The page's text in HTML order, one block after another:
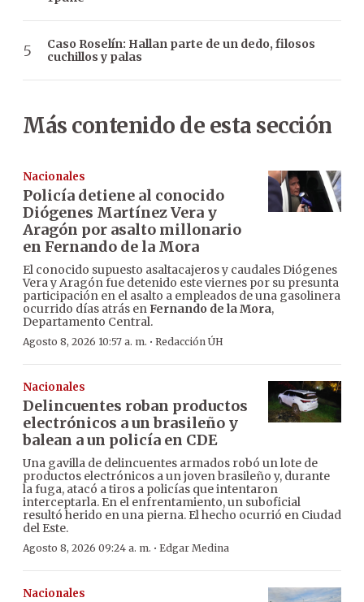
Caso Roselín: Hallan parte de un dedo, filosos
cuchillos y palas
Más contenido de esta sección
Nacionales
Policía detiene al conocido
Diógenes Martínez Vera y
Aragón por asalto millonario
en Fernando de la Mora
El conocido supuesto asaltacajeros y caudales Diógenes
Vera y Aragón fue detenido este viernes por su presunta
participación en el asalto a empleados de una gasolinera
ocurrido días atrás enFernando de la Mora,
Departamento Central.
Agosto 8, 2026 10:57 a. m. · Redacción ÚH
Nacionales
Delincuentes roban productos
electrónicos a un brasileño y
balean a un policía en CDE
Una gavilla de delincuentes armados robó un lote de
productos electrónicos a un joven brasileño y, durante
la fuga, atacó a tiros a policías que intentaron
interceptarla. En el enfrentamiento, un suboficial
resultó herido en una pierna. El hecho ocurrió en Ciudad
del Este.
Agosto 8, 2026 09:24 a. m. · Edgar Medina
Nacionales